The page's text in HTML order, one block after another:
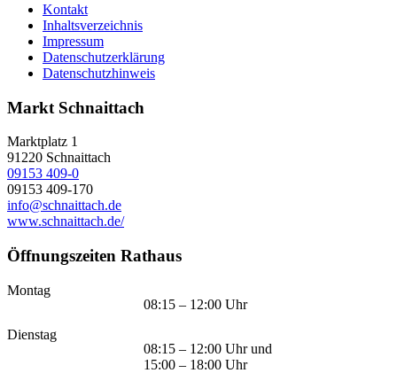
Kontakt
Inhaltsverzeichnis
Impressum
Datenschutzerklärung
Datenschutzhinweis
Markt Schnaittach
Marktplatz 1
91220 Schnaittach
09153 409-0
09153 409-170
info@schnaittach.de
www.schnaittach.de/
Öffnungszeiten Rathaus
Montag
08:15 – 12:00 Uhr
Dienstag
08:15 – 12:00 Uhr und
15:00 – 18:00 Uhr